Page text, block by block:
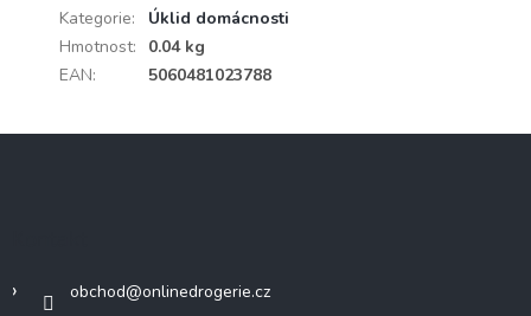
Kategorie:
Úklid domácnosti
Hmotnost:
0.04 kg
EAN: 5060481023788
obchod@onlinedrogerie.cz